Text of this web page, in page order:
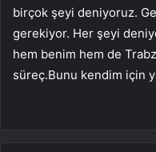
birçok şeyi deniyoruz.
gerekiyor. Her şeyi
hem benim hem de
süreç.Bunu kendim için